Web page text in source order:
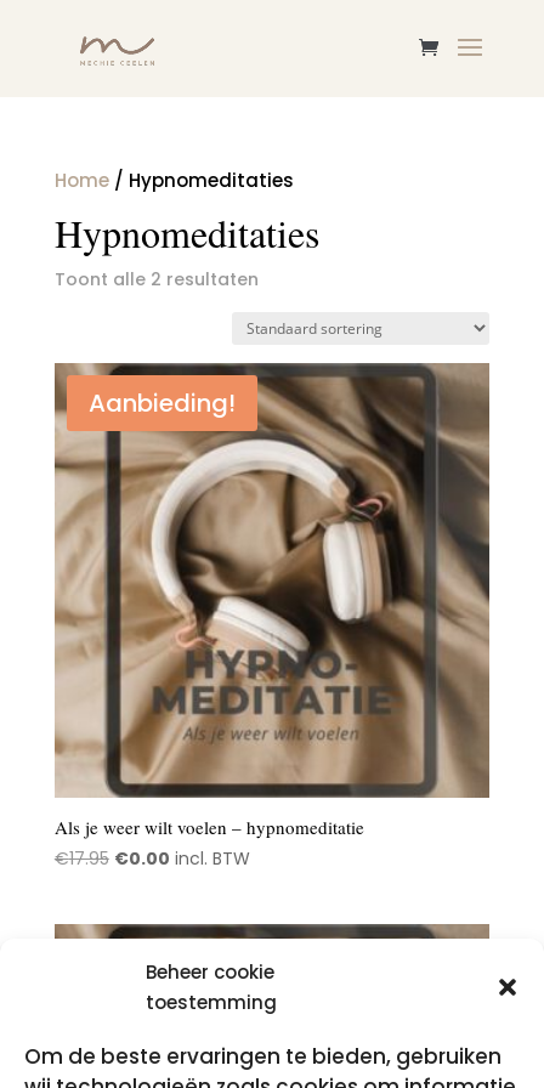
Beheer cookie
toestemming
Om de beste ervaringen te bieden, gebruiken
Home/ Hypnomeditaties
Hypnomeditaties
Toont alle 2 resultaten
Aanbieding!
Als je weer wilt voelen – hypnomeditatie
€17.95 Oorspronkelijke
€17.95.
€0.00Huidige
€0.00.
incl. BTW